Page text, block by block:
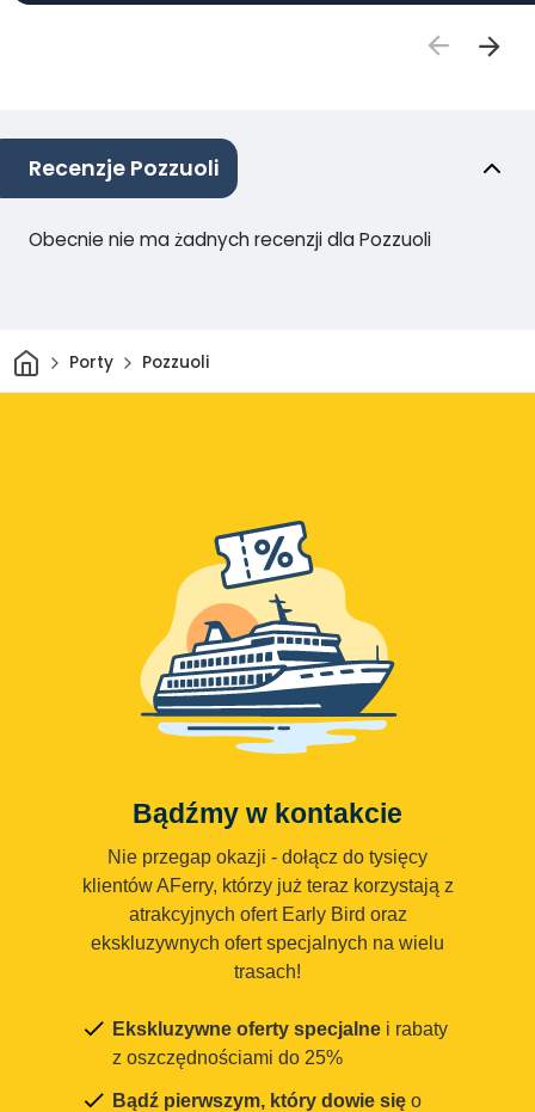
Recenzje Pozzuoli
Obecnie nie ma żadnych recenzji dla Pozzuoli
DomPorty Pozzuoli
Bądźmy w kontakcie
Nie przegap okazji - dołącz do tysięcy
klientów AFerry, którzy już teraz korzystają z
atrakcyjnych ofert Early Bird oraz
ekskluzywnych ofert specjalnych na wielu
trasach!
Ekskluzywne oferty specjalne i rabaty
z oszczędnościami do 25%
Bądź pierwszym, który dowie się o